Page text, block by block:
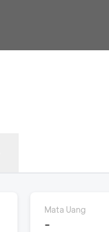
Mata Uang
-